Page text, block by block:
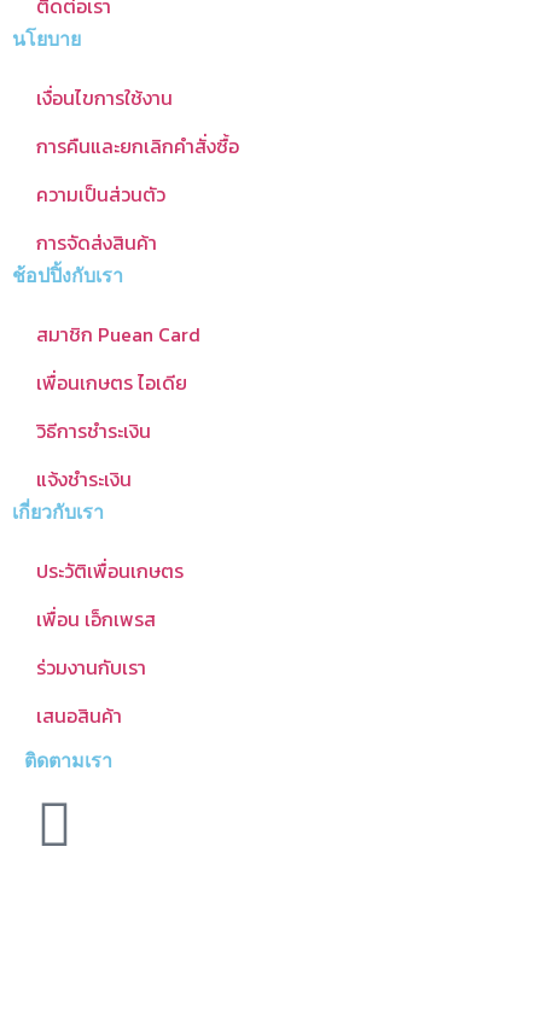
นโยบาย
เงื่อนไขการใช้งาน
การคืนและยกเลิกคำสั่งซื้อ
ความเป็นส่วนตัว
การจัดส่งสินค้า
ช้อปปิ้งกับเรา
สมาชิก Puean Card
เพื่อนเกษตร ไอเดีย
วิธีการชำระเงิน
แจ้งชำระเงิน
เกี่ยวกับเรา
ประวัติเพื่อนเกษตร
เพื่อน เอ็กเพรส
ร่วมงานกับเรา
เสนอสินค้า
ติดตามเรา